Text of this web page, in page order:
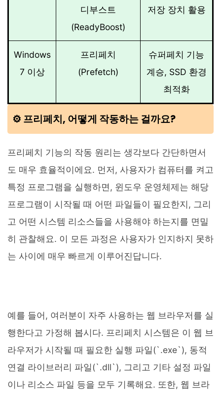
디부스트
(ReadyBoost)
저장 장치 활용
Windows
7 이상
프리페치
(Prefetch)
슈퍼페치 기능
계승, SSD 환경
최적화
⚙️ 프리페치, 어떻게 작동하는 걸까요?
프리페치 기능의 작동 원리는 생각보다 간단하면서
도 매우 효율적이에요. 먼저, 사용자가 컴퓨터를 켜고
특정 프로그램을 실행하면, 윈도우 운영체제는 해당
프로그램이 시작될 때 어떤 파일들이 필요한지, 그리
고 어떤 시스템 리소스들을 사용해야 하는지를 면밀
히 관찰해요. 이 모든 과정은 사용자가 인지하지 못하
는 사이에 매우 빠르게 이루어진답니다.
예를 들어, 여러분이 자주 사용하는 웹 브라우저를 실
행한다고 가정해 봅시다. 프리페치 시스템은 이 웹 브
라우저가 시작될 때 필요한 실행 파일(`.exe`), 동적
연결 라이브러리 파일(`.dll`), 그리고 기타 설정 파일
이나 리소스 파일 등을 모두 기록해요. 또한, 웹 브라